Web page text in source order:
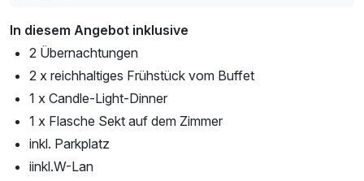
In diesem Angebot inklusive
2 Übernachtungen
2 x reichhaltiges Frühstück vom Buffet
1 x Candle-Light-Dinner
1 x Flasche Sekt auf dem Zimmer
inkl. Parkplatz
iinkl.W-Lan